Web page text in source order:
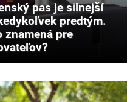
pas je silnejší
predtým.
znamená pre